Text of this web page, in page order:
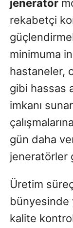
jeneratör
rekabetçi
minimuma
hastaneler,
gibi hassas
imkanı
gün daha
jeneratörler
Üretim
bünyesinde
kalite